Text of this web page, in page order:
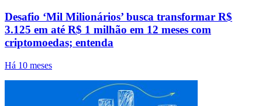
Desafio ‘Mil Milionários’ busca transformar R$
3.125 em até R$ 1 milhão em 12 meses com
criptomoedas; entenda
Há 10 meses